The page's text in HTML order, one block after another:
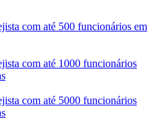
com até 500 funcionários em
com até 1000 funcionários
com até 5000 funcionários